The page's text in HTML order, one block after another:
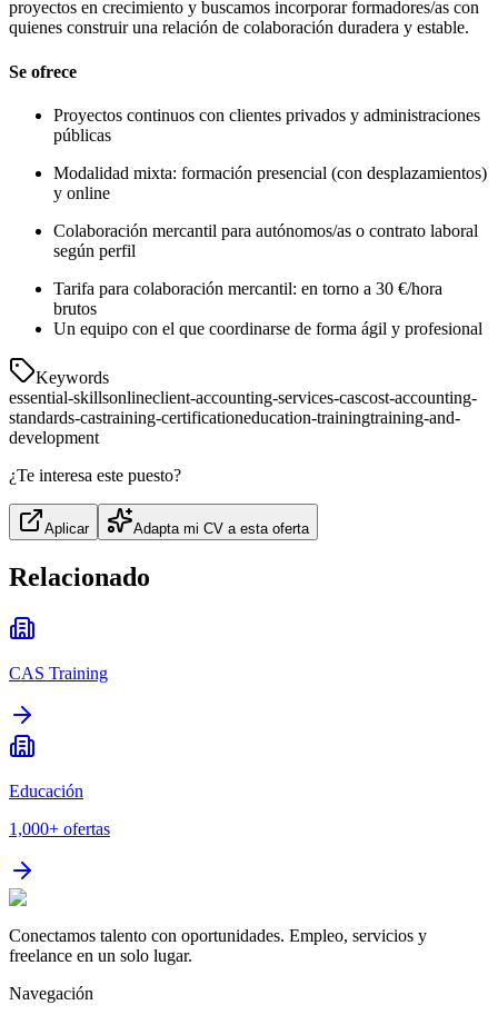
proyectos en crecimiento y buscamos incorporar formadores/as con
quienes construir una relación de colaboración duradera y estable.
Se ofrece
Proyectos continuos con clientes privados y administraciones
públicas
Modalidad mixta: formación presencial (con desplazamientos)
y online
Colaboración mercantil para autónomos/as o contrato laboral
según perfil
Tarifa para colaboración mercantil: en torno a 30 €/hora
brutos
Un equipo con el que coordinarse de forma ágil y profesional
Keywords
essential-skillsonlineclient-accounting-services-cascost-accounting-
standards-castraining-certificationeducation-trainingtraining-and-
development
¿Te interesa este puesto?
Aplicar Adapta mi CV a esta oferta
Relacionado
CAS Training
Educación
1,000+ ofertas
Conectamos talento con oportunidades. Empleo, servicios y
freelance en un solo lugar.
Navegación